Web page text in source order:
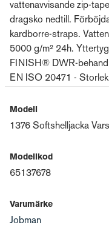
vattenavvisande zip-
dragsko nedtill.
kardborre-straps.
5000 g/m² 24h.
FINISH® DWR-
EN ISO 20471 -
Modell
1376 Softshelljacka
Modellkod
65137678
Varumärke
Jobman